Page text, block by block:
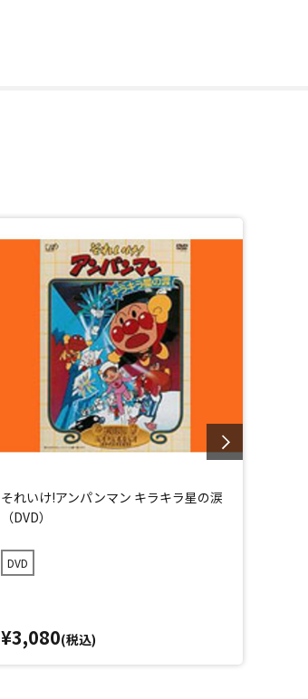
それいけ!アンパンマン キラキラ星の涙
（DVD）
DVD
¥3,080(税込)